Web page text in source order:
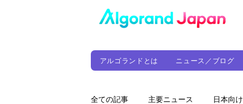
アルゴランドとは ニュース／ブログ
全ての記事 主要ニュース 日本向け